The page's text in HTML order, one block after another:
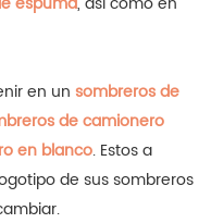
en un sombreros de
de camionero
en blanco. Estos a
de sus sombreros